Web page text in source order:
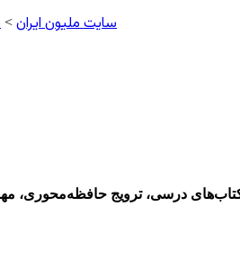
سایت ملیون ایران >
درسی، ترویج حافظه‌محوری،